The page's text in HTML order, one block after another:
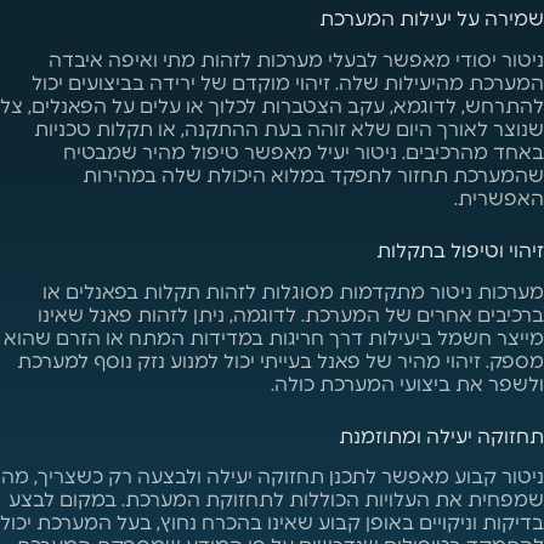
שמירה על יעילות המערכת
ניטור יסודי מאפשר לבעלי מערכות לזהות מתי ואיפה איבדה
המערכת מהיעילות שלה. זיהוי מוקדם של ירידה בביצועים יכול
להתרחש, לדוגמא, עקב הצטברות לכלוך או עלים על הפאנלים, צל
שנוצר לאורך היום שלא זוהה בעת ההתקנה, או תקלות טכניות
באחד מהרכיבים. ניטור יעיל מאפשר טיפול מהיר שמבטיח
שהמערכת תחזור לתפקד במלוא היכולת שלה במהירות
האפשרית.
זיהוי וטיפול בתקלות
מערכות ניטור מתקדמות מסוגלות לזהות תקלות בפאנלים או
ברכיבים אחרים של המערכת. לדוגמה, ניתן לזהות פאנל שאינו
מייצר חשמל ביעילות דרך חריגות במדידות המתח או הזרם שהוא
מספק. זיהוי מהיר של פאנל בעייתי יכול למנוע נזק נוסף למערכת
ולשפר את ביצועי המערכת כולה.
תחזוקה יעילה ומתוזמנת
ניטור קבוע מאפשר לתכנן תחזוקה יעילה ולבצעה רק כשצריך, מה
שמפחית את העלויות הכוללות לתחזוקת המערכת. במקום לבצע
בדיקות וניקויים באופן קבוע שאינו בהכרח נחוץ, בעל המערכת יכול